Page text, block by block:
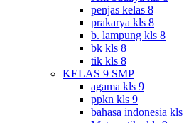
penjas kelas 8
prakarya kls 8
b. lampung kls 8
bk kls 8
tik kls 8
KELAS 9 SMP
agama kls 9
ppkn kls 9
bahasa indonesia